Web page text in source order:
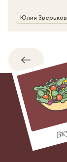
Автор
Юлия
Обратно